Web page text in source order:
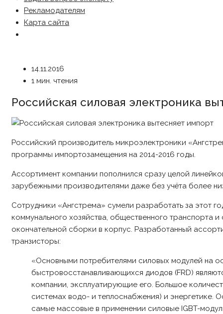
Рекламодателям
Карта сайта
14.11.2016
1 мин. чтения
Российская силовая электроника
Российский производитель микроэлектроники
программы импортозамещения на 2014-2016 годы.
Ассортимент компании пополнился сразу целой
зарубежными производителями даже без учёта более
Сотрудники «Ангстрема» сумели разработать за этот
коммунального хозяйства, общественного транспорта
окончательной сборки в корпус. Разработанный
транзисторы:
«Основными потребителями силовых модулей на
быстровосстанавливающихся диодов (FRD)
компании, эксплуатирующие его. Большое
системах водо- и теплоснабжения) и энергетике.
самые массовые в применении силовые IGBT-